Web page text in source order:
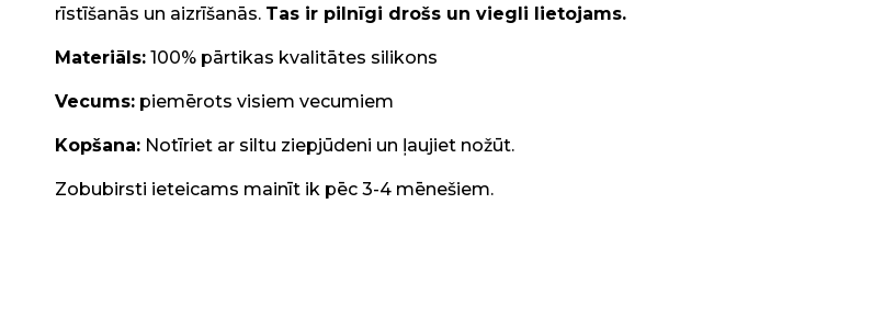
rīstīšanās un aizrīšanās. Tas ir pilnīgi drošs un viegli lietojams.
Materiāls: 100% pārtikas kvalitātes silikons
Vecums: piemērots visiem vecumiem
Kopšana: Notīriet ar siltu ziepjūdeni un ļaujiet nožūt.
Zobubirsti ieteicams mainīt ik pēc 3-4 mēnešiem.